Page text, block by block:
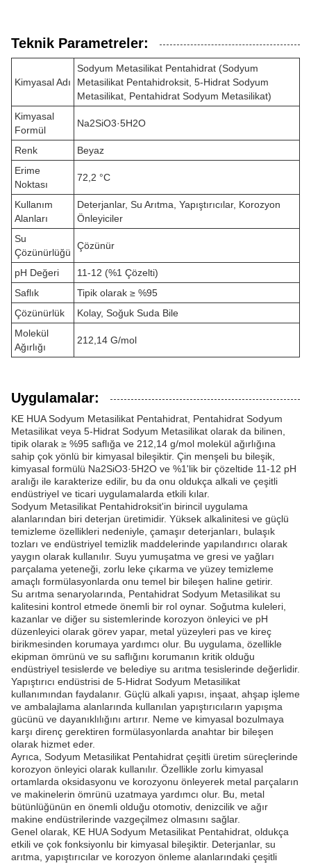
Teknik Parametreler:
Kimyasal Adı
Sodyum Metasilikat Pentahidrat (Sodyum
Metasilikat Pentahidroksit, 5-Hidrat Sodyum
Metasilikat, Pentahidrat Sodyum Metasilikat)
Kimyasal
Formül
Na2SiO3·5H2O
Renk
Beyaz
Erime
Noktası
72,2 °C
Kullanım
Alanları
Deterjanlar, Su Arıtma, Yapıştırıcılar, Korozyon
Önleyiciler
Su
Çözünürlüğü
Çözünür
pH Değeri
11-12 (%1 Çözelti)
Saflık
Tipik olarak ≥ %95
Çözünürlük
Kolay, Soğuk Suda Bile
Molekül
Ağırlığı
212,14 G/mol
Uygulamalar:
KE HUA Sodyum Metasilikat Pentahidrat, Pentahidrat Sodyum
Metasilikat veya 5-Hidrat Sodyum Metasilikat olarak da bilinen,
tipik olarak ≥ %95 saflığa ve 212,14 g/mol molekül ağırlığına
sahip çok yönlü bir kimyasal bileşiktir. Çin menşeli bu bileşik,
kimyasal formülü Na2SiO3·5H2O ve %1'lik bir çözeltide 11-12 pH
aralığı ile karakterize edilir, bu da onu oldukça alkali ve çeşitli
endüstriyel ve ticari uygulamalarda etkili kılar.
Sodyum Metasilikat Pentahidroksit'in birincil uygulama
alanlarından biri deterjan üretimidir. Yüksek alkalinitesi ve güçlü
temizleme özellikleri nedeniyle, çamaşır deterjanları, bulaşık
tozları ve endüstriyel temizlik maddelerinde yapılandırıcı olarak
yaygın olarak kullanılır. Suyu yumuşatma ve gresi ve yağları
parçalama yeteneği, zorlu leke çıkarma ve yüzey temizleme
amaçlı formülasyonlarda onu temel bir bileşen haline getirir.
Su arıtma senaryolarında, Pentahidrat Sodyum Metasilikat su
kalitesini kontrol etmede önemli bir rol oynar. Soğutma kuleleri,
kazanlar ve diğer su sistemlerinde korozyon önleyici ve pH
düzenleyici olarak görev yapar, metal yüzeyleri pas ve kireç
birikmesinden korumaya yardımcı olur. Bu uygulama, özellikle
ekipman ömrünü ve su saflığını korumanın kritik olduğu
endüstriyel tesislerde ve belediye su arıtma tesislerinde değerlidir.
Yapıştırıcı endüstrisi de 5-Hidrat Sodyum Metasilikat
kullanımından faydalanır. Güçlü alkali yapısı, inşaat, ahşap işleme
ve ambalajlama alanlarında kullanılan yapıştırıcıların yapışma
gücünü ve dayanıklılığını artırır. Neme ve kimyasal bozulmaya
karşı direnç gerektiren formülasyonlarda anahtar bir bileşen
olarak hizmet eder.
Ayrıca, Sodyum Metasilikat Pentahidrat çeşitli üretim süreçlerinde
korozyon önleyici olarak kullanılır. Özellikle zorlu kimyasal
ortamlarda oksidasyonu ve korozyonu önleyerek metal parçaların
ve makinelerin ömrünü uzatmaya yardımcı olur. Bu, metal
bütünlüğünün en önemli olduğu otomotiv, denizcilik ve ağır
makine endüstrilerinde vazgeçilmez olmasını sağlar.
Genel olarak, KE HUA Sodyum Metasilikat Pentahidrat, oldukça
etkili ve çok fonksiyonlu bir kimyasal bileşiktir. Deterjanlar, su
arıtma, yapıştırıcılar ve korozyon önleme alanlarındaki çeşitli